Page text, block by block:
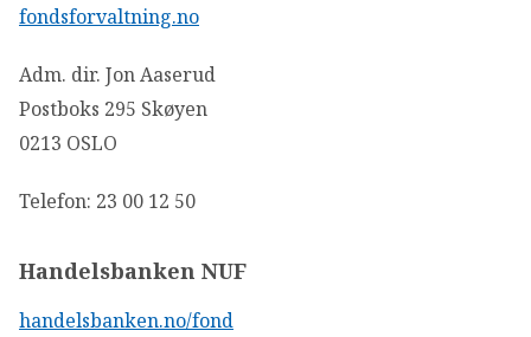
fondsforvaltning.no
Adm. dir. Jon Aaserud
Postboks 295 Skøyen
0213 OSLO
Telefon: 23 00 12 50
Handelsbanken NUF
handelsbanken.no/fond